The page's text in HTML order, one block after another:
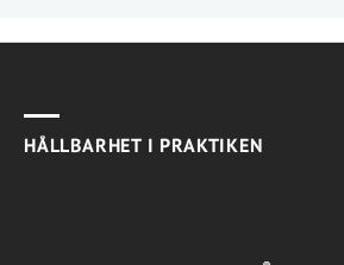
HÅLLBARHET I PRAKTIKEN